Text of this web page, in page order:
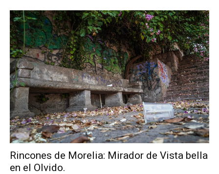
Rincones de Morelia: Mirador de Vista bella
en el Olvido.